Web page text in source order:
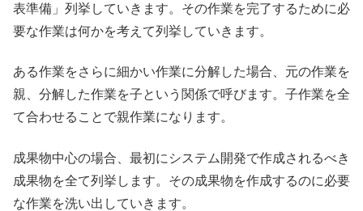
表準備」列挙していきます。その作業を完了するために必
要な作業は何かを考えて列挙していきます。
ある作業をさらに細かい作業に分解した場合、元の作業を
親、分解した作業を子という関係で呼びます。子作業を全
て合わせることで親作業になります。
成果物中心の場合、最初にシステム開発で作成されるべき
成果物を全て列挙します。その成果物を作成するのに必要
な作業を洗い出していきます。